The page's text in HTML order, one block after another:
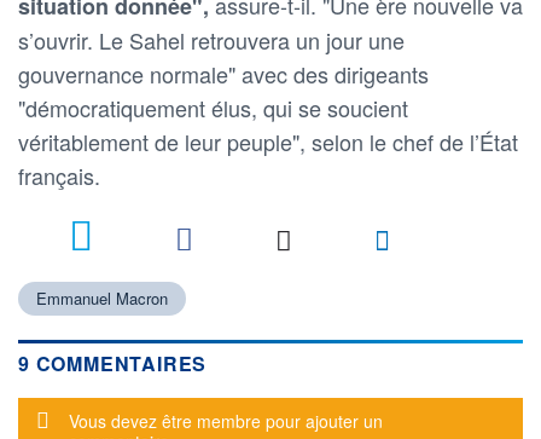
s’ouvrir. Le Sahel retrouvera un jour une
gouvernance normale" avec des dirigeants
"démocratiquement élus, qui se soucient
véritablement de leur peuple", selon le chef de l’État
français.
Emmanuel Macron
9 COMMENTAIRES
Message d'alerte
Vous devez être membre pour ajouter un